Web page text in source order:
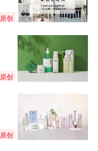
原创
原创
原创